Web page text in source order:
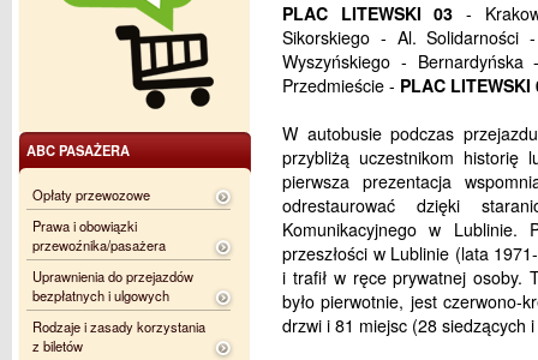
PLAC LITEWSKI 03 -
Sikorskiego - Al. Solidarności
Wyszyńskiego -
Przedmieście - PLAC LITEWSKI
W autobusie podczas
przybliżą uczestnikom historię
pierwsza prezentacja
odrestaurować dzięki
Komunikacyjnego w Lublinie.
przeszłości w Lublinie (lata
i trafił w ręce prywatnej osoby.
było pierwotnie, jest czerwono-
drzwi i 81 miejsc (28 siedzących
ABC PASAŻERA
Opłaty przewozowe
Prawa i obowiązki
przewoźnika/pasażera
Uprawnienia do przejazdów
bezpłatnych i ulgowych
Rodzaje i zasady korzystania
z biletów